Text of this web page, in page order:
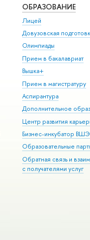
ОБРАЗОВАНИЕ
Лицей
Довузовская
Олимпиады
Прием в бакалавриат
Вышка+
Прием в магистратуру
Аспирантура
Дополнительное
Центр развития
Бизнес-инкубатор ВШЭ
Образовательные
Обратная связь и
с получателями услуг